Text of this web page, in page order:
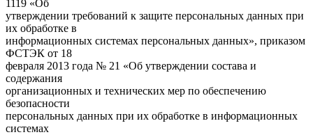
1119 «Об
утверждении требований к защите персональных данных при
их обработке в
информационных системах персональных данных», приказом
ФСТЭК от 18
февраля 2013 года № 21 «Об утверждении состава и
содержания
организационных и технических мер по обеспечению
безопасности
персональных данных при их обработке в информационных
системах